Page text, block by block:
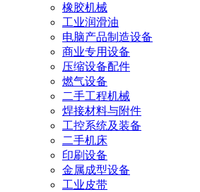
橡胶机械
工业润滑油
电脑产品制造设备
商业专用设备
压缩设备配件
燃气设备
二手工程机械
焊接材料与附件
工控系统及装备
二手机床
印刷设备
金属成型设备
工业皮带